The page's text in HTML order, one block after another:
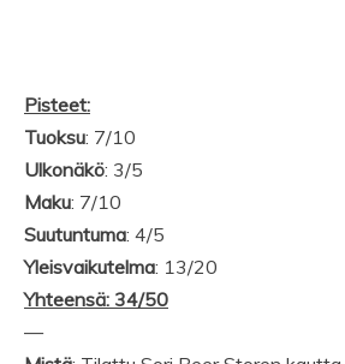
Pisteet:
Tuoksu: 7/10
Ulkonäkö: 3/5
Maku: 7/10
Suutuntuma: 4/5
Yleisvaikutelma: 13/20
Yhteensä: 34/50
—